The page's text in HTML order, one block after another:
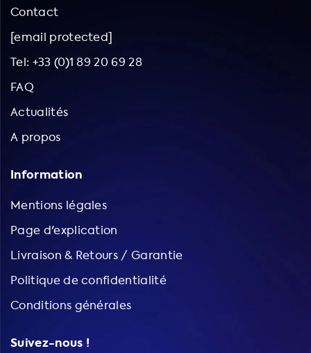
Contact
[email protected]
Tel: +33 (0)1 89 20 69 28
FAQ
Actualités
A propos
Information
Mentions légales
Page d'explication
Livraison & Retours / Garantie
Politique de confidentialité
Conditions générales
Suivez-nous !